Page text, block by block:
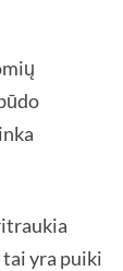
yra puiki